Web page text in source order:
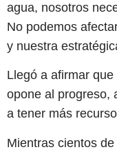
agua, nosotros
No podemos
y nuestra
Llegó a afirmar
opone al progreso,
a tener más
Mientras cientos